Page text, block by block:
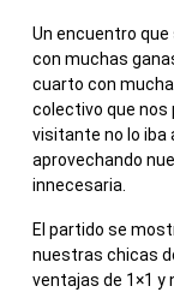
Un encuentro
con muchas
cuarto con
colectivo que nos
visitante no lo iba
aprovechando
innecesaria.
El partido se
nuestras chicas
ventajas de 1×1 y